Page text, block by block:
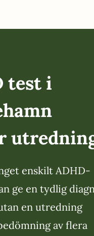
test i
enskilt ADHD-
ge en tydlig
en utredning
av flera